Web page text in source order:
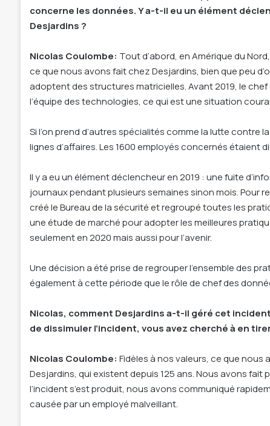
concerne les données. Y a-t-il eu un élément
Desjardins ?
Nicolas Coulombe: Tout d’abord, en Amérique du
ce que nous avons fait chez Desjardins, bien que peu
adoptent des structures matricielles. Avant 2019, le
l’équipe des technologies, ce qui est une situation
Si l’on prend d’autres spécialités comme la lutte contre
lignes d’affaires. Les 1600 employés concernés étaient
Il y a eu un élément déclencheur en 2019 : une fuite
journaux pendant plusieurs semaines sinon mois.
créé le Bureau de la sécurité et regroupé toutes les
une étude de marché pour adopter les meilleures
seulement en 2020 mais aussi pour l’avenir.
Une décision a été prise de regrouper l’ensemble des
également à cette période que le rôle de chef des
Nicolas, comment Desjardins a-t-il géré cet
de dissimuler l’incident, vous avez cherché à en
Nicolas Coulombe: Fidèles à nos valeurs, ce que nous
Desjardins, qui existent depuis 125 ans. Nous avons
l’incident s’est produit, nous avons communiqué
causée par un employé malveillant.